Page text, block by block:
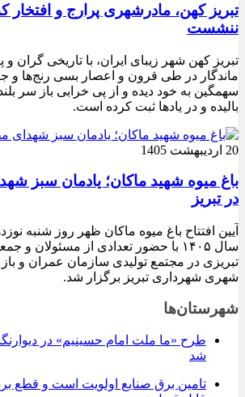
تبریز کهن، مادرشهری پرارج و افتخار
ننشست
تبریز کهن شهر زیبای ایران، با تاریخی گران
ماندگار در طی قرون و اعصار بسی رنج‌ها و
سهمگین به خود دیده و از پی خرابی باز سر
بالیده و در یادها ثبت کرده است.
20 اردیبهشت 1405
باغ میوه شهید ماکان؛ یادمان سبز
در تبریز
آیین افتتاح باغ میوه ماکان ظهر روز شنبه
سال ۱۴۰۵ با حضور تعدادی از مسئولان
تبریزی در مجتمع تولیدی سازمان عمران و
شهری شهرداری تبریز برگزار شد.
شهرستان‌ها
طرح «ما ملت امام حسینیم» در
شد
تامین برق صنایع اولویت است و قطع